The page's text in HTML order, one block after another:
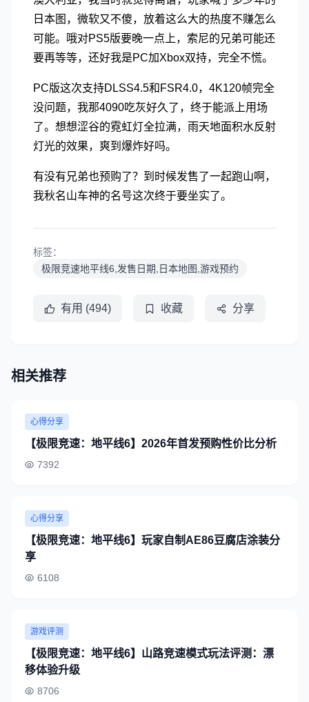
日本图，微软又不傻，放着这么大的热度不赚怎么
可能。哦对PS5版要晚一点上，索尼的兄弟可能还
要再等等，还好我是PC加Xbox双持，完全不慌。
PC版这次支持DLSS4.5和FSR4.0，4K120帧完全
没问题，我那4090吃灰好久了，终于能派上用场
了。想想涩谷的霓虹灯全拉满，雨天地面积水反射
灯光的效果，爽到爆炸好吗。
有没有兄弟也预购了？到时候发售了一起跑山啊，
我秋名山车神的名号这次终于要坐实了。
标签：
极限竞速地平线6,发售日期,日本地图,游戏预约
有用 (494) 收藏 分享
相关推荐
心得分享
【极限竞速：地平线6】2026年首发预购性价比分析
7392
心得分享
【极限竞速：地平线6】玩家自制AE86豆腐店涂装分
享
6108
游戏评测
【极限竞速：地平线6】山路竞速模式玩法评测：漂
移体验升级
8706